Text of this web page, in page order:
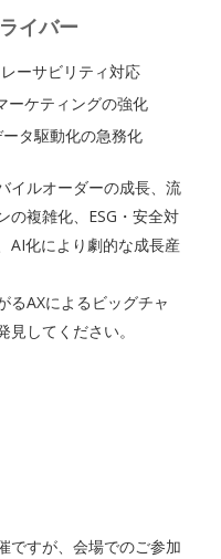
イバー
ーサビリティ対応
ーケティングの強化
タ駆動化の急務化
イルオーダーの成長、流
の複雑化、ESG・安全対
AI化により劇的な成長産
るAXによるビッグチャ
してください。
ですが、会場でのご参加